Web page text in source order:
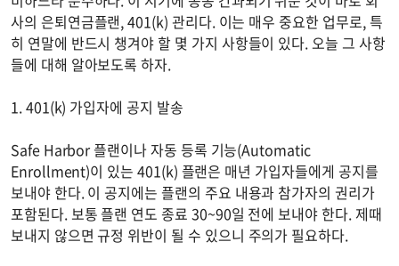
사의 은퇴연금플랜, 401(k) 관리다. 이는 매우 중요한 업무로, 특
히 연말에 반드시 챙겨야 할 몇 가지 사항들이 있다. 오늘 그 사항
들에 대해 알아보도록 하자.
1. 401(k) 가입자에 공지 발송
Safe Harbor 플랜이나 자동 등록 기능(Automatic
Enrollment)이 있는 401(k) 플랜은 매년 가입자들에게 공지를
보내야 한다. 이 공지에는 플랜의 주요 내용과 참가자의 권리가
포함된다. 보통 플랜 연도 종료 30~90일 전에 보내야 한다. 제때
보내지 않으면 규정 위반이 될 수 있으니 주의가 필요하다.